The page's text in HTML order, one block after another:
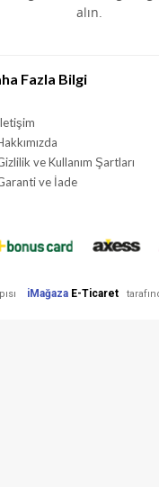
alın.
Fazla Bilgi
ve Kullanım Şartları
ve İade
iMağaza E-Ticaret